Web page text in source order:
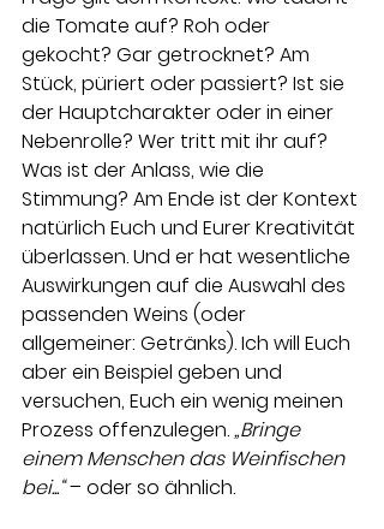
die Tomate auf? Roh oder
gekocht? Gar getrocknet? Am
Stück, püriert oder passiert? Ist sie
der Hauptcharakter oder in einer
Nebenrolle? Wer tritt mit ihr auf?
Was ist der Anlass, wie die
Stimmung? Am Ende ist der Kontext
natürlich Euch und Eurer Kreativität
überlassen. Und er hat wesentliche
Auswirkungen auf die Auswahl des
passenden Weins (oder
allgemeiner: Getränks). Ich will Euch
aber ein Beispiel geben und
versuchen, Euch ein wenig meinen
Prozess offenzulegen. „Bringe
einem Menschen das Weinfischen
bei...“ – oder so ähnlich.